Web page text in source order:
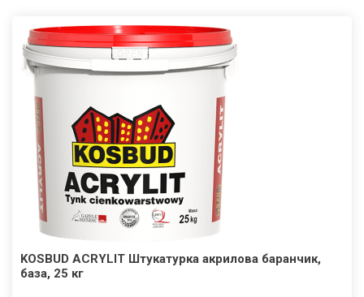
KOSBUD ACRYLIT Штукатурка акрилова баранчик,
база, 25 кг